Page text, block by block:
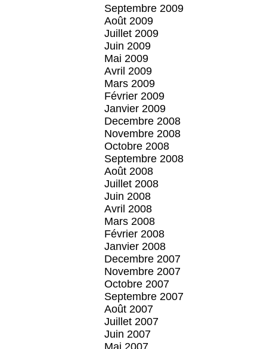
Septembre 2009
Août 2009
Juillet 2009
Juin 2009
Mai 2009
Avril 2009
Mars 2009
Février 2009
Janvier 2009
Decembre 2008
Novembre 2008
Octobre 2008
Septembre 2008
Août 2008
Juillet 2008
Juin 2008
Avril 2008
Mars 2008
Février 2008
Janvier 2008
Decembre 2007
Novembre 2007
Octobre 2007
Septembre 2007
Août 2007
Juillet 2007
Juin 2007